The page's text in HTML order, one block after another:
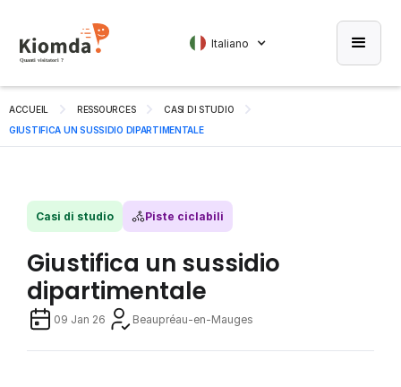
Italiano
ACCUEIL RESSOURCES
CASI DI STUDIO
GIUSTIFICA UN SUSSIDIO DIPARTIMENTALE
Casi di studio Piste ciclabili
Giustifica un sussidio
dipartimentale
09 Jan 26 Beaupréau-en-Mauges